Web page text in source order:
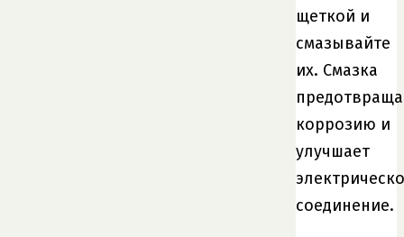
щеткой и
смазывайте
их. Смазка
коррозию и
улучшает
соединение.